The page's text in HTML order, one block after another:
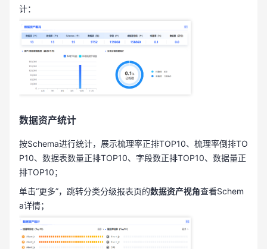
计：
数据资产统计
按Schema进行统计，展示梳理率正排TOP10、梳理率倒排TO
P10、数据表数量正排TOP10、字段数正排TOP10、数据量正
排TOP10；
单击“更多”，跳转分类分级报表页的数据资产视角查看Schem
a详情；